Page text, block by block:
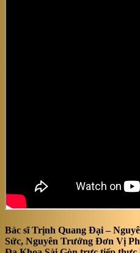
Bác sĩ Trịnh Quang Đại –
Sức, Nguyên Trưởng Đơn Vị